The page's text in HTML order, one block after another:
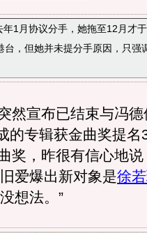
1月协议分手，她拖至12月才
台，但她并未提分手原因，只
然宣布已结束与冯
的专辑获金曲奖提名
奖，昨很有信心地说
爱爆出新对象是徐
想法。”